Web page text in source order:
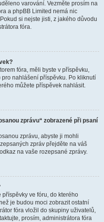
varování. Vezměte prosím na
a phpBB Limited nemá nic
si nejste jisti, z jakého důvodu
fóra.
fóra, měli byste v příspěvku,
nahlášení příspěvku. Po kliknutí
můžete příspěvek nahlásit.
zprávu“ zobrazené při psaní
zprávu, abyste ji mohli
zpráv přejděte na váš
na vaše rozepsané zprávy.
ve fóru, do kterého
je budou moci zobrazit ostatní
fóra vložil do skupiny uživatelů,
prosím, administrátora fóra